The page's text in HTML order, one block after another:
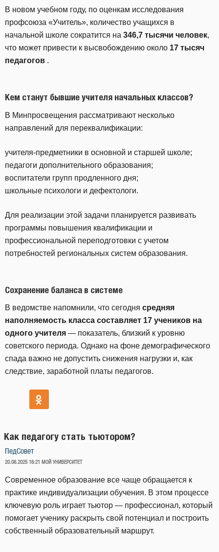
В новом учебном году, по оценкам исследования
профсоюза «Учитель», количество учащихся в
начальной школе сократится на 346,7 тысячи человек,
что может привести к высвобождению около 17 тысяч
педагогов .
Кем станут бывшие учителя начальных классов?
В Минпросвещения рассматривают несколько
направлений для переквалификации:
учителя-предметники в основной и старшей школе;
педагоги дополнительного образования;
воспитатели групп продленного дня;
школьные психологи и дефектологи.
Для реализации этой задачи планируется развивать
программы повышения квалификации и
профессиональной переподготовки с учетом
потребностей региональных систем образования.
Сохранение баланса в системе
В ведомстве напомнили, что сегодня средняя
наполняемость класса составляет 17 учеников на
одного учителя — показатель, близкий к уровню
советского периода. Однако на фоне демографического
спада важно не допустить снижения нагрузки и, как
следствие, заработной платы педагогов.
Как педагогу стать тьютором?
ПедСовет
ОПУБЛИКОВАНО
20.06.2025 16:21 МОЙ УНИВЕРСИТЕТ
Современное образование все чаще обращается к
практике индивидуализации обучения. В этом процессе
ключевую роль играет тьютор — профессионал, который
помогает ученику раскрыть свой потенциал и построить
собственный образовательный маршрут.